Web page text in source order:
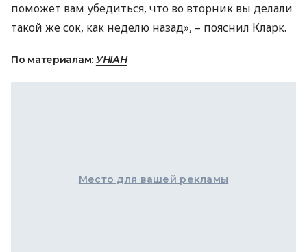
поможет вам убедиться, что во вторник вы делали
такой же сок, как неделю назад», – пояснил Кларк.
По материалам: УНІАН
Место для вашей рекламы